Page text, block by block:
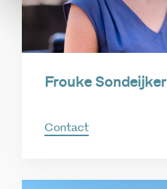
Frouke Sondeijker
Contact